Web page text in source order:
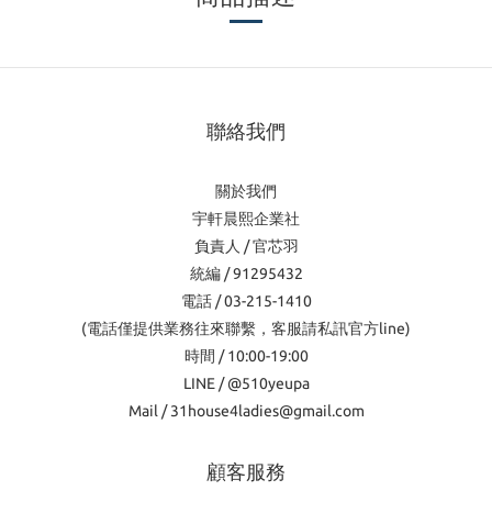
聯絡我們
關於我們
宇軒晨熙企業社
負責人 / 官芯羽
統編 / 91295432
電話 / 03-215-1410
(電話僅提供業務往來聯繫，客服請私訊官方line)
時間 / 10:00-19:00
LINE / @510yeupa
Mail / 31house4ladies@gmail.com
顧客服務